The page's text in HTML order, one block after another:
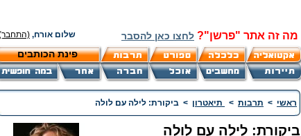
מה זה אתר "פרשן"? לחצו כאן להסבר שלום אורח,
פינת הכותבים
ראשי > תרבות > תיאטרון > ביקורת: לילה עם לולה
ביקורת: לילה עם לולה